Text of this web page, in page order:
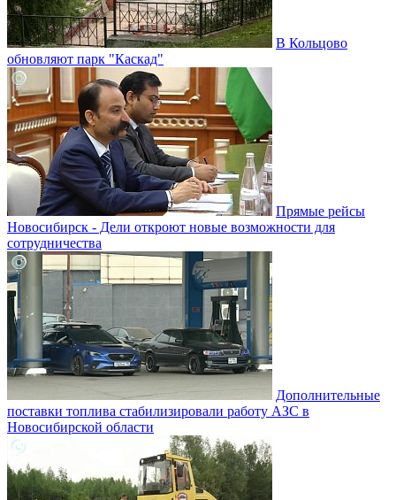
В Кольцово
обновляют парк "Каскад"
Прямые рейсы
Новосибирск - Дели откроют новые возможности для
сотрудничества
Дополнительные
поставки топлива стабилизировали работу АЗС в
Новосибирской области